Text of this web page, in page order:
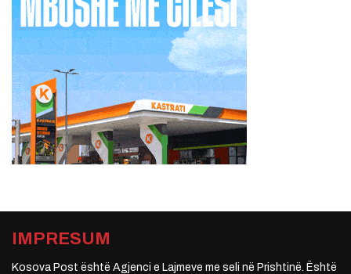
IMPRESUM
Kosova Post është Agjenci e Lajmeve me seli në Prishtinë. Është